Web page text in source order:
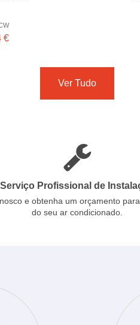
€
Ver Tudo
Serviço Profissional de
e obtenha um orçamento
do seu ar condicionado.